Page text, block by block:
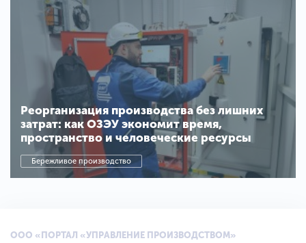
Реорганизация производства без лишних
затрат: как ОЗЭУ экономит время,
пространство и человеческие ресурсы
Бережливое производство
ООО «ПОРТАЛ «УПРАВЛЕНИЕ ПРОИЗВОДСТВОМ»